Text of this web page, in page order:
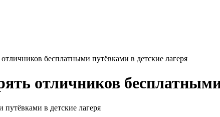
бесплатными путёвками в детские лагеря
отличников